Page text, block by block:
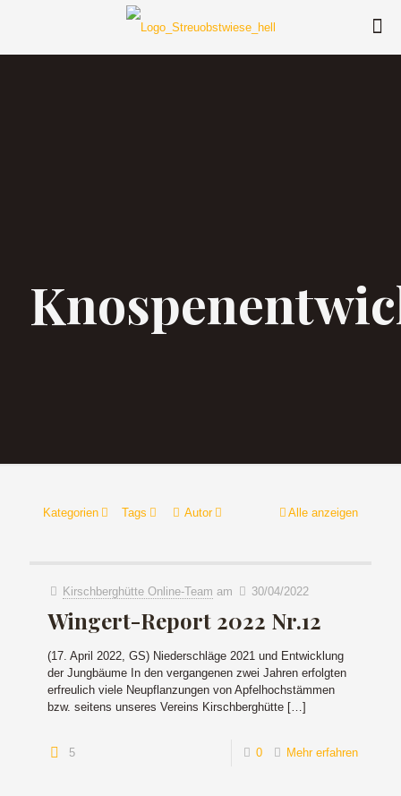
Kategorien Tags Autor Alle anzeigen
Kirschberghütte Online-Team am 30/04/2022
Wingert-Report 2022 Nr.12
(17. April 2022, GS) Niederschläge 2021 und Entwicklung
der Jungbäume In den vergangenen zwei Jahren erfolgten
erfreulich viele Neupflanzungen von Apfelhochstämmen
bzw. seitens unseres Vereins Kirschberghütte […]
5 0 Mehr erfahren